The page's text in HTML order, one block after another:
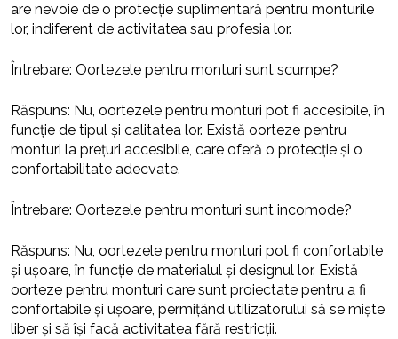
are nevoie de o protecție suplimentară pentru monturile
lor, indiferent de activitatea sau profesia lor.
Întrebare: Oortezele pentru monturi sunt scumpe?
Răspuns: Nu, oortezele pentru monturi pot fi accesibile, în
funcție de tipul și calitatea lor. Există oorteze pentru
monturi la prețuri accesibile, care oferă o protecție și o
confortabilitate adecvate.
Întrebare: Oortezele pentru monturi sunt incomode?
Răspuns: Nu, oortezele pentru monturi pot fi confortabile
și ușoare, în funcție de materialul și designul lor. Există
oorteze pentru monturi care sunt proiectate pentru a fi
confortabile și ușoare, permițând utilizatorului să se miște
liber și să își facă activitatea fără restricții.